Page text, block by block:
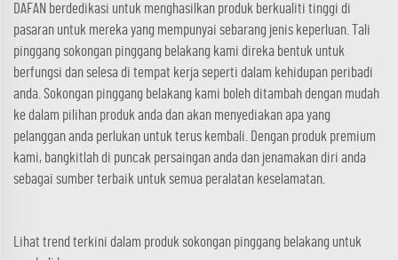
DAFAN berdedikasi untuk menghasilkan produk berkualiti tinggi di
pasaran untuk mereka yang mempunyai sebarang jenis keperluan. Tali
pinggang sokongan pinggang belakang kami direka bentuk untuk
berfungsi dan selesa di tempat kerja seperti dalam kehidupan peribadi
anda. Sokongan pinggang belakang kami boleh ditambah dengan mudah
ke dalam pilihan produk anda dan akan menyediakan apa yang
pelanggan anda perlukan untuk terus kembali. Dengan produk premium
kami, bangkitlah di puncak persaingan anda dan jenamakan diri anda
sebagai sumber terbaik untuk semua peralatan keselamatan.
Lihat trend terkini dalam produk sokongan pinggang belakang untuk